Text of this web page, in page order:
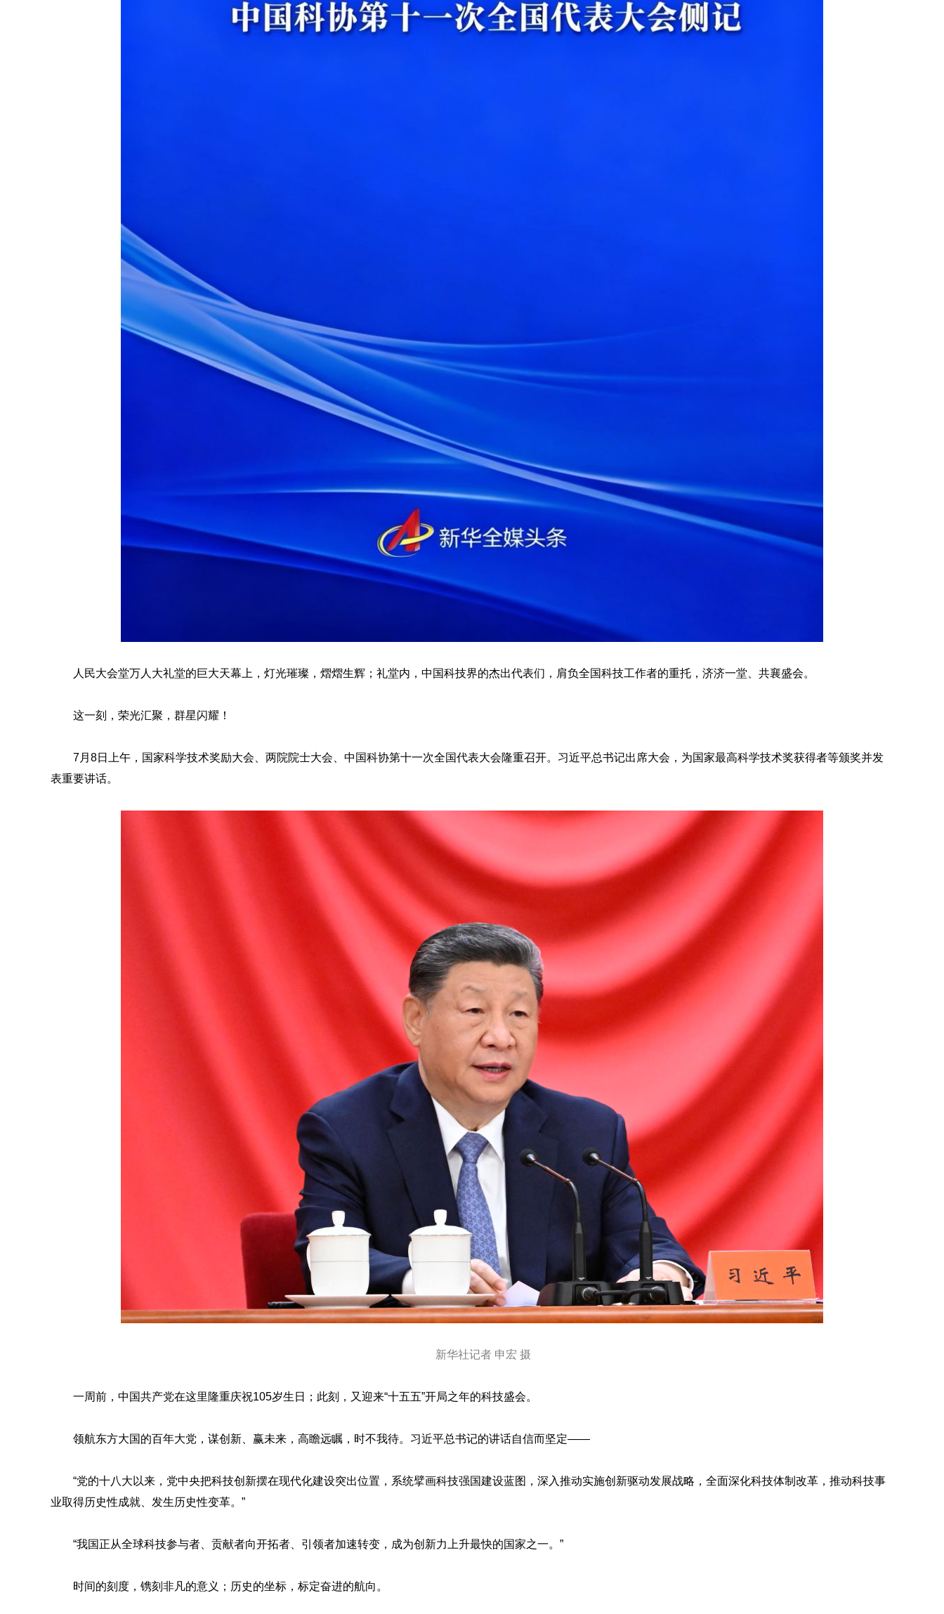
人民大会堂万人大礼堂的巨大天幕上，灯光璀璨，熠熠生辉；礼堂内，中国科技界的杰出代表们，肩负全国科技工作者的重托，济济一堂、共襄盛会。
这一刻，荣光汇聚，群星闪耀！
7月8日上午，国家科学技术奖励大会、两院院士大会、中国科协第十一次全国代表大会隆重召开。习近平总书记出席大会，为国家最高科学技术奖获得者等颁奖并发
表重要讲话。
新华社记者 申宏 摄
一周前，中国共产党在这里隆重庆祝105岁生日；此刻，又迎来“十五五”开局之年的科技盛会。
领航东方大国的百年大党，谋创新、赢未来，高瞻远瞩，时不我待。习近平总书记的讲话自信而坚定——
“党的十八大以来，党中央把科技创新摆在现代化建设突出位置，系统擘画科技强国建设蓝图，深入推动实施创新驱动发展战略，全面深化科技体制改革，推动科技事
业取得历史性成就、发生历史性变革。”
“我国正从全球科技参与者、贡献者向开拓者、引领者加速转变，成为创新力上升最快的国家之一。”
时间的刻度，镌刻非凡的意义；历史的坐标，标定奋进的航向。